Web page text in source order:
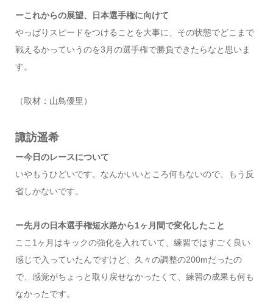
ーこれからの展望、日本選手権に向けて
やっぱりスピードをつけることを大事に、その状態でどこまで
戦えるかっていうのを3月の選手権で勝負できたらなと思いま
す。
（取材：山鳥優里）
諏訪遥希
ー今日のレースについて
いやもうひどいです。なんかいいところ何もないので、もう反
省しかないです。
ー先月の日本選手権短水路から1ヶ月間で変化したこと
ここ1ヶ月はキックの強化を入れていて、練習ではすごく良い
感じで入っていたんですけど、久々の調整の200mだったの
で、感覚がちょっと取り戻せなかったくて、練習の成果も何も
なかったです。